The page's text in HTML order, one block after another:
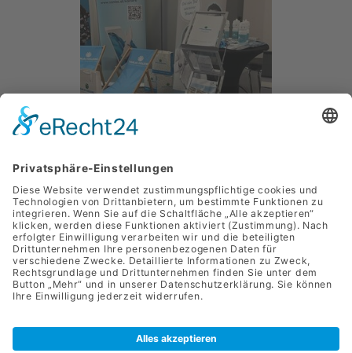
Zurück
SANLAS Holding GmbH
Park­straße 11
8010 Graz
+43 (0) 3133 / 2274 - 9110
office@sanlas.at
Presse
Daten­schutz